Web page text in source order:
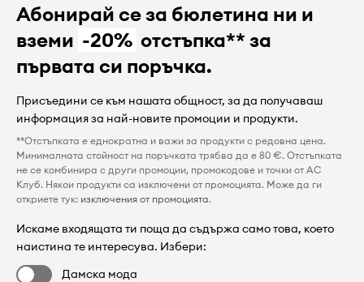
Абонирай се за бюлетина ни и
вземи -20% отстъпка** за
първата си поръчка.
Присъедини се към нашата общност, за да получаваш
информация за най-новите промоции и продукти.
**Отстъпката е еднократна и важи за продукти с редовна цена.
Минималната стойност на поръчката трябва да е 80 €. Отстъпката
не се комбинира с други промоции, промокодове и точки от AC
Клуб. Някои продукти са изключени от промоцията. Може да ги
откриете тук: изключения от промоцията.
Искаме входящата ти поща да съдържа само това, което
наистина те интересува. Избери:
Дамска мода